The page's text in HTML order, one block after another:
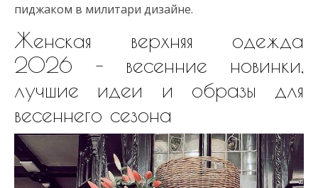
пиджаком в милитари дизайне.
Женская верхняя одежда
2026 – весенние новинки,
лучшие идеи и образы для
весеннего сезона